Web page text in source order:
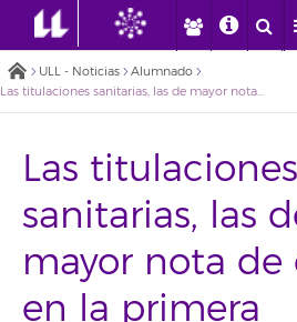
ULL - Noticias
Alumnado
Las titulaciones sanitarias, las de mayor nota de corte en la primera adjudicación provisional de plazas de la ULL
Las titulaciones
sanitarias, las
mayor nota de
en la primera